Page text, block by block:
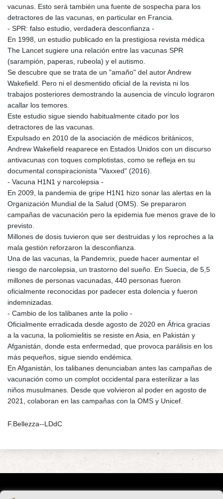
vacunas. Esto será también una fuente de sospecha para los
detractores de las vacunas, en particular en Francia.
- SPR: falso estudio, verdadera desconfianza -
En 1998, un estudio publicado en la prestigiosa revista médica
The Lancet sugiere una relación entre las vacunas SPR
(sarampión, paperas, rubeola) y el autismo.
Se descubre que se trata de un "amaño" del autor Andrew
Wakefield. Pero ni el desmentido oficial de la revista ni los
trabajos posteriores demostrando la ausencia de vínculo lograron
acallar los temores.
Este estudio sigue siendo habitualmente citado por los
detractores de las vacunas.
Expulsado en 2010 de la asociación de médicos británicos,
Andrew Wakefield reaparece en Estados Unidos con un discurso
antivacunas con toques complotistas, como se refleja en su
documental conspiracionista "Vaxxed" (2016).
- Vacuna H1N1 y narcolepsia -
En 2009, la pandemia de gripe H1N1 hizo sonar las alertas en la
Organización Mundial de la Salud (OMS). Se prepararon
campañas de vacunación pero la epidemia fue menos grave de lo
previsto.
Millones de dosis tuvieron que ser destruidas y los reproches a la
mala gestión reforzaron la desconfianza.
Una de las vacunas, la Pandemrix, puede hacer aumentar el
riesgo de narcolepsia, un trastorno del sueño. En Suecia, de 5,5
millones de personas vacunadas, 440 personas fueron
oficialmente reconocidas por padecer esta dolencia y fueron
indemnizadas.
- Cambio de los talibanes ante la polio -
Oficialmente erradicada desde agosto de 2020 en África gracias
a la vacuna, la poliomielitis se resiste en Asia, en Pakistán y
Afganistán, donde esta enfermedad, que provoca parálisis en los
más pequeños, sigue siendo endémica.
En Afganistán, los talibanes denunciaban antes las campañas de
vacunación como un complot occidental para esterilizar a las
niños musulmanes. Desde que volvieron al poder en agosto de
2021, colaboran en las campañas con la OMS y Unicef.
F.Bellezza--LDdC